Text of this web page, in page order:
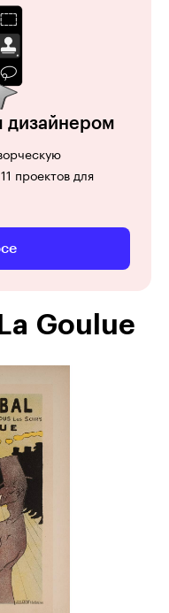
дизайнером
проектов для
Goulue